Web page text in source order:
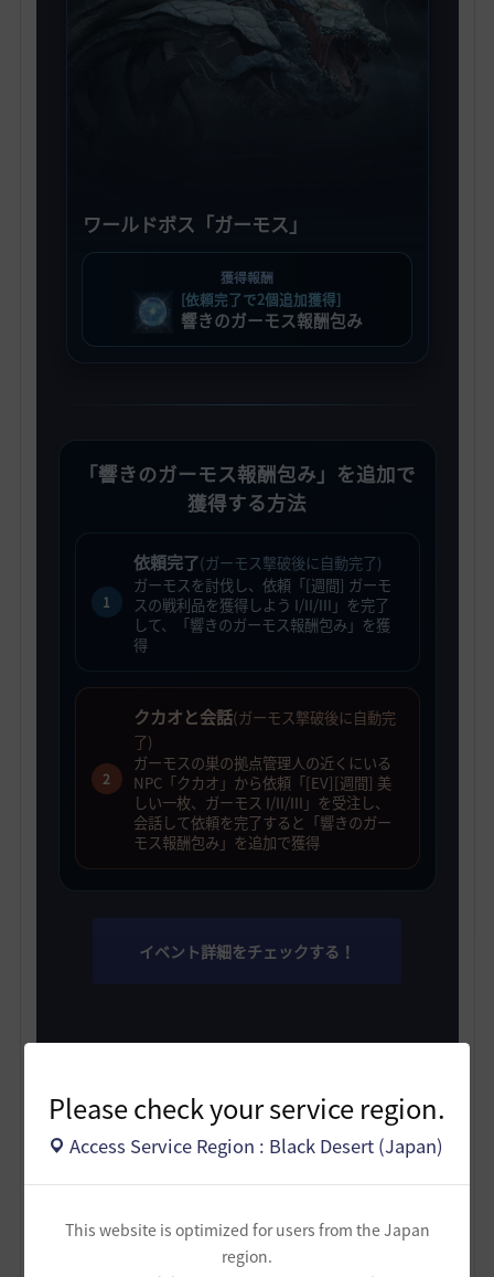
Please check your service region.
Access Service Region : Black Desert (Japan)
This website is optimized for users from the Japan
region.
ワールドボス「ガーモス」
獲得報酬
[依頼完了で2個追加獲得]
響きのガーモス報酬包み
「響きのガーモス報酬包み」を追加で
獲得する方法
1
依頼完了(ガーモス撃破後に自動完了)
ガーモスを討伐し、依頼「[週間] ガーモ
スの戦利品を獲得しよう I/II/III」を完了
して、「響きのガーモス報酬包み」を獲
得
2
クカオと会話(ガーモス撃破後に自動完
了)
ガーモスの巣の拠点管理人の近くにいる
NPC「クカオ」から依頼「[EV][週間] 美
しい一枚、ガーモス I/II/III」を受注し、
会話して依頼を完了すると「響きのガー
モス報酬包み」を追加で獲得
イベント詳細をチェックする！